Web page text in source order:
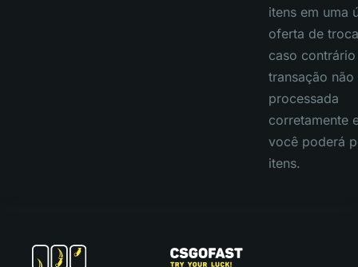
itens em uma
oferta de
caso
transação não
processada
corretamente
você poderá
itens.